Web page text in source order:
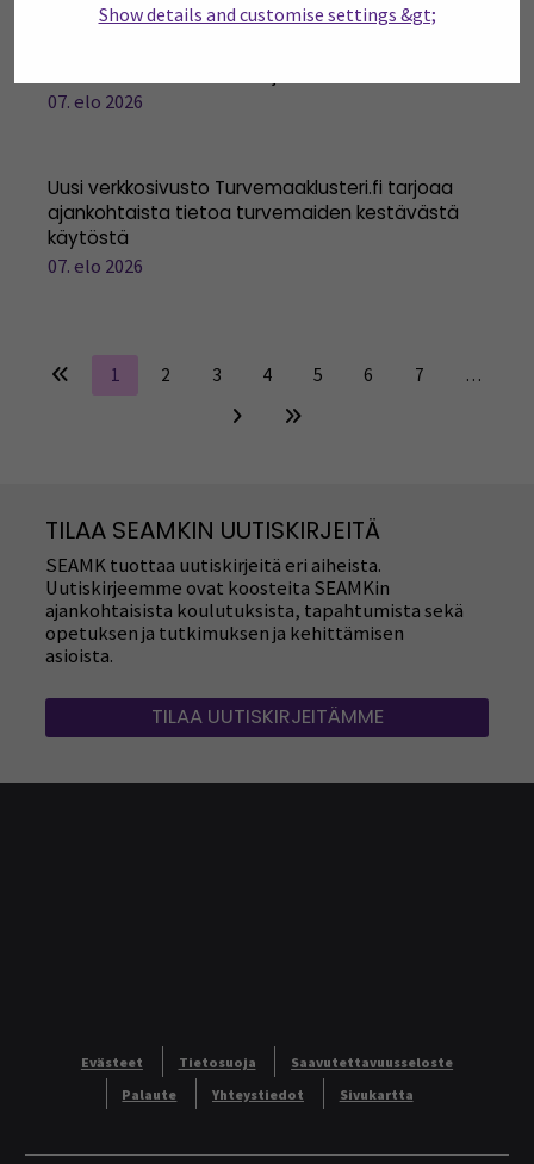
Show details and customise settings &gt;
07. elo 2026
Uusi verkkosivusto Turvemaaklusteri.fi tarjoaa
ajankohtaista tietoa turvemaiden kestävästä
käytöstä
07. elo 2026
1 2 3 4 5 6 7 …
TILAA SEAMKIN UUTISKIRJEITÄ
SEAMK tuottaa uutiskirjeitä eri aiheista.
Uutiskirjeemme ovat koosteita SEAMKin
ajankohtaisista koulutuksista, tapahtumista sekä
opetuksen ja tutkimuksen ja kehittämisen
asioista.
TILAA UUTISKIRJEITÄMME
Evästeet Tietosuoja
Saavutettavuusseloste
Palaute
Yhteystiedot Sivukartta